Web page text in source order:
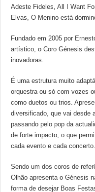
Adeste Fideles, All I Want
Elvas, O Menino está
Fundado em 2005 por
artístico, o Coro Génesis
inovadoras.
É uma estrutura muito
orquestra ou só com vozes
como duetos ou trios.
diversificado, que vai desde
passando pelo pop da
de forte impacto, o que
cada evento e cada concerto.
Sendo um dos coros de
Olhão apresenta o Génesis
forma de desejar Boas